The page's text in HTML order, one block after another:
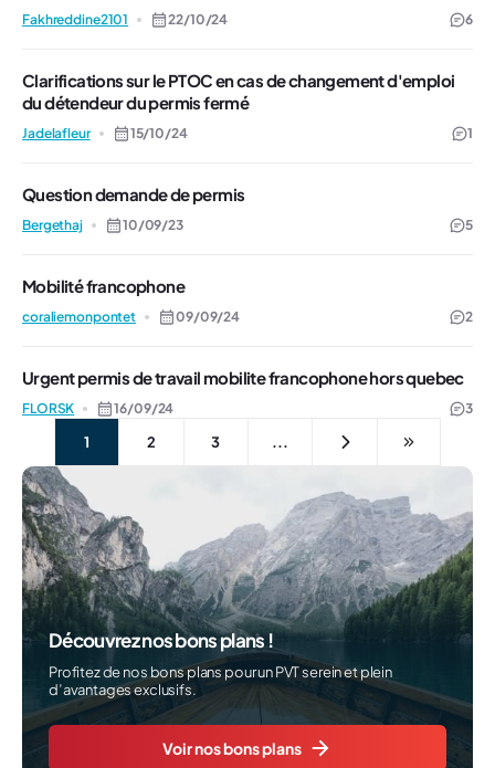
Fakhreddine2101 22/10/24 6
Clarifications sur le PTOC en cas de changement d'emploi
du détendeur du permis fermé
Jadelafleur 15/10/24 1
Question demande de permis
Bergethaj 10/09/23 5
Mobilité francophone
coraliemonpontet 09/09/24 2
Urgent permis de travail mobilite francophone hors quebec
FLORSK 16/09/24 3
1 2 3 ...
Découvrez nos bons plans !
Profitez de nos bons plans pour un PVT serein et plein
d’avantages exclusifs.
Voir nos bons plans